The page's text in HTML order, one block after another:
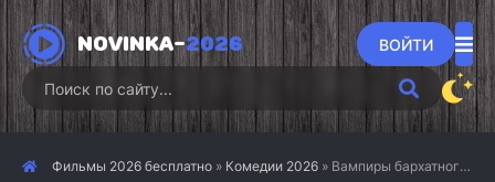
NOVINKA-2026 ВОЙТИ
Фильмы 2026 бесплатно » Комедии 2026 » Вампиры бархатного зала (2026)